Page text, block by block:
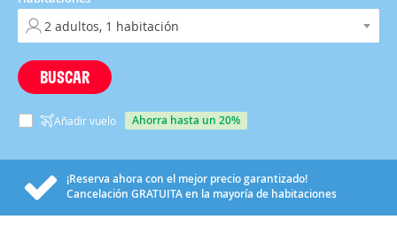
BUSCAR
Añadir vuelo ahorra hasta un 20%
¡Reserva ahora con el mejor precio garantizado!
Cancelación GRATUITAen la mayoría de habitaciones